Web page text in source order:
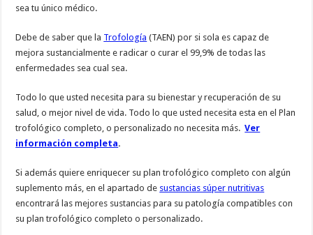
sea tu único médico.
Debe de saber que la Trofología (TAEN) por si sola es capaz de
mejora sustancialmente e radicar o curar el 99,9% de todas las
enfermedades sea cual sea.
Todo lo que usted necesita para su bienestar y recuperación de su
salud, o mejor nivel de vida. Todo lo que usted necesita esta en el Plan
trofológico completo, o personalizado no necesita más.Ver
información completa.
Si además quiere enriquecer su plan trofológico completo con algún
suplemento más, en el apartado de sustancias súper nutritivas
encontrará las mejores sustancias para su patología compatibles con
su plan trofológico completo o personalizado.